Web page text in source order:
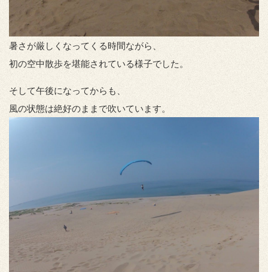
暑さが厳しくなってくる時間ながら、
初の空中散歩を堪能されている様子でした。
そして午後になってからも、
風の状態は絶好のままで吹いています。